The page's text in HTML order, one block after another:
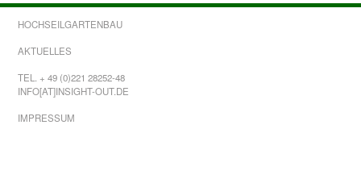
HOCHSEILGARTENBAU
AKTUELLES
TEL. + 49 (0)221 28252-48
INFO[AT]INSIGHT-OUT.DE
IMPRESSUM